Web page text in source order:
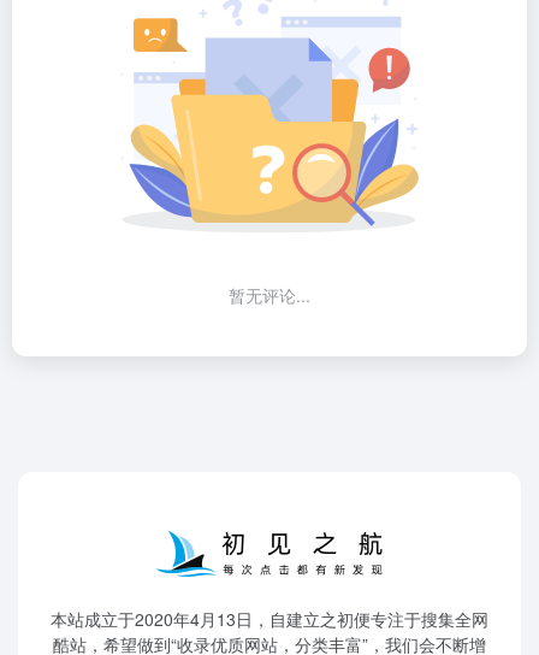
暂无评论...
本站成立于2020年4月13日，自建立之初便专注于搜集全网
酷站，希望做到“收录优质网站，分类丰富”，我们会不断增